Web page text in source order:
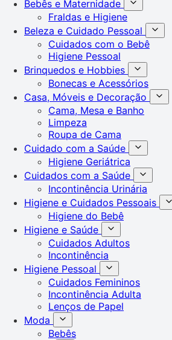
Bebês e Maternidade
Fraldas e Higiene
Beleza e Cuidado Pessoal
Cuidados com o Bebê
Higiene Pessoal
Brinquedos e Hobbies
Bonecas e Acessórios
Casa, Móveis e Decoração
Cama, Mesa e Banho
Limpeza
Roupa de Cama
Cuidado com a Saúde
Higiene Geriátrica
Cuidados com a Saúde
Incontinência Urinária
Higiene e Cuidados Pessoais
Higiene do Bebê
Higiene e Saúde
Cuidados Adultos
Incontinência
Higiene Pessoal
Cuidados Femininos
Incontinência Adulta
Lenços de Papel
Moda
Bebês